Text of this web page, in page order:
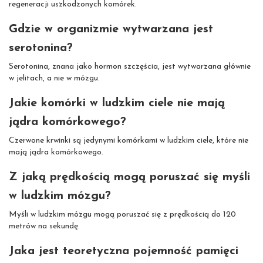
regeneracji uszkodzonych komórek.
Gdzie w organizmie wytwarzana jest
serotonina?
Serotonina, znana jako hormon szczęścia, jest wytwarzana głównie
w jelitach, a nie w mózgu.
Jakie komórki w ludzkim ciele nie mają
jądra komórkowego?
Czerwone krwinki są jedynymi komórkami w ludzkim ciele, które nie
mają jądra komórkowego.
Z jaką prędkością mogą poruszać się myśli
w ludzkim mózgu?
Myśli w ludzkim mózgu mogą poruszać się z prędkością do 120
metrów na sekundę.
Jaka jest teoretyczna pojemność pamięci